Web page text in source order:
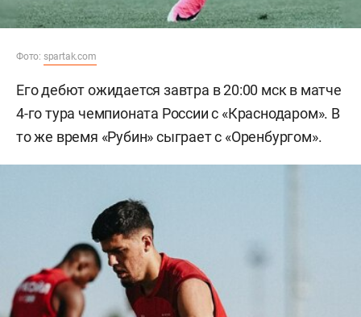
Фото: spartak.com
Его дебют ожидается завтра в 20:00 мск в матче
4-го тура чемпионата России с «Краснодаром». В
то же время «Рубин» сыграет с «Оренбургом».